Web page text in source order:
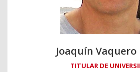
Joaquín Vaquero
TITULAR DE